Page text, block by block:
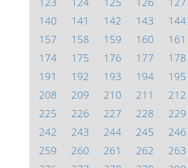
140
141 142 143 144
157
158 159 160 161
174
175 176 177 178
191
192 193 194 195
208
209 210 211 212
225
226 227 228 229
242
243 244 245 246
259
260 261 262 263